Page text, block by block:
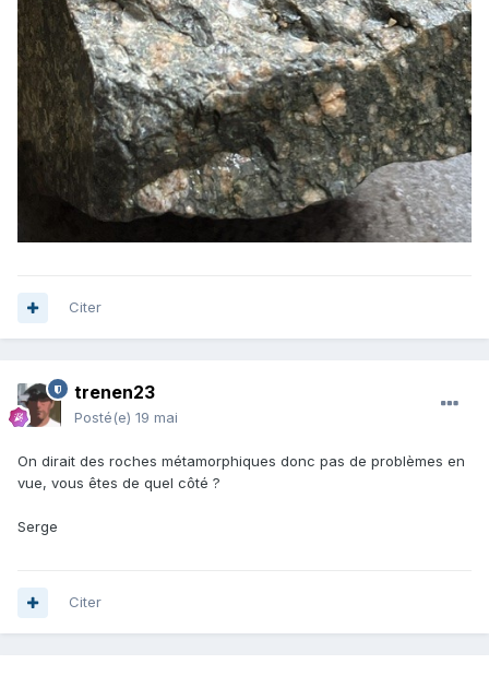
Citer
trenen23
Posté(e) 19 mai
On dirait des roches métamorphiques donc pas de problèmes en
vue, vous êtes de quel côté ?
Serge
Citer